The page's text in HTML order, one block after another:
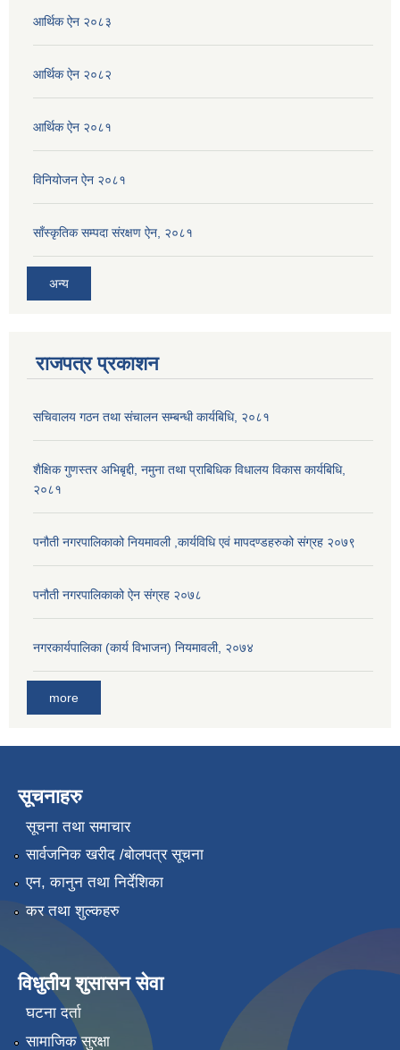
आर्थिक ऐन २०८३
आर्थिक ऐन २०८२
आर्थिक ऐन २०८१
विनियोजन ऐन २०८१
साँस्कृतिक सम्पदा संरक्षण ऐन, २०८१
अन्य
राजपत्र प्रकाशन
सचिवालय गठन तथा संचालन सम्बन्धी कार्यबिधि, २०८१
शैक्षिक गुणस्तर अभिबृद्दी, नमुना तथा प्राबिधिक विधालय विकास कार्यबिधि,
२०८१
पनौती नगरपालिकाको नियमावली ,कार्यविधि एवं मापदण्डहरुको संग्रह २०७९
पनौती नगरपालिकाको ऐन संग्रह २०७८
नगरकार्यपालिका (कार्य विभाजन) नियमावली, २०७४
more
सूचनाहरु
सूचना तथा समाचार
सार्वजनिक खरीद /बोलपत्र सूचना
एन, कानुन तथा निर्देशिका
कर तथा शुल्कहरु
विधुतीय शुसासन सेवा
घटना दर्ता
सामाजिक सुरक्षा